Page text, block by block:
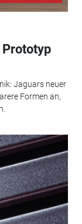
Jaguars neuer
Formen an,